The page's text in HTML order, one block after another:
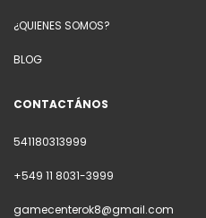
¿QUIENES SOMOS?
BLOG
CONTACTÁNOS
541180313999
+549 11 8031-3999
gamecenterok8@gmail.com